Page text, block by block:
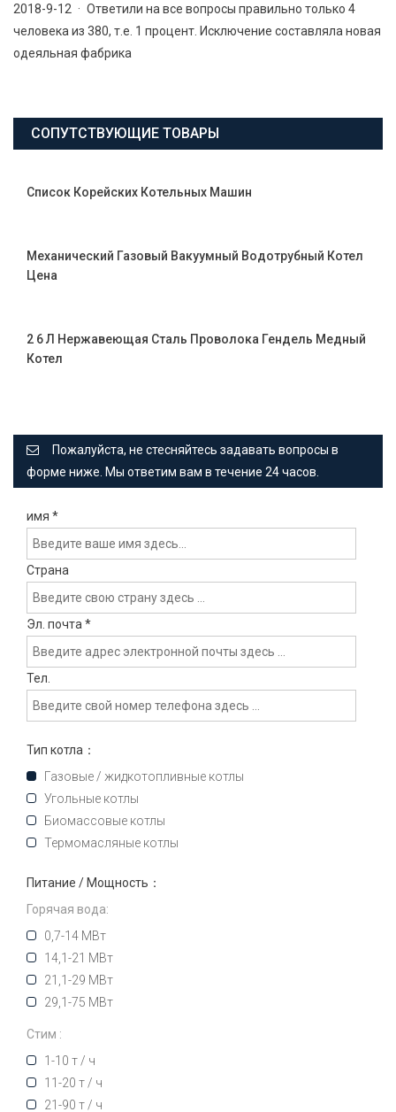
2018-9-12 · Ответили на все вопросы правильно только 4
человека из 380, т.е. 1 процент. Исключение составляла новая
одеяльная фабрика
СОПУТСТВУЮЩИЕ ТОВАРЫ
Список Корейских Котельных Машин
Механический Газовый Вакуумный Водотрубный Котел
Цена
2 6 Л Нержавеющая Сталь Проволока Гендель Медный
Котел
Пожалуйста, не стесняйтесь задавать вопросы в
форме ниже. Мы ответим вам в течение 24 часов.
имя *
Страна
Эл. почта *
Тел.
Тип котла：
Газовые / жидкотопливные котлы
Угольные котлы
Биомассовые котлы
Термомасляные котлы
Питание / Мощность：
Горячая вода:
0,7-14 МВт
14,1-21 МВт
21,1-29 МВт
29,1-75 МВт
Стим :
1-10 т / ч
11-20 т / ч
21-90 т / ч